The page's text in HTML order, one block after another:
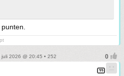
juli 2026 @ 20:45 • 252